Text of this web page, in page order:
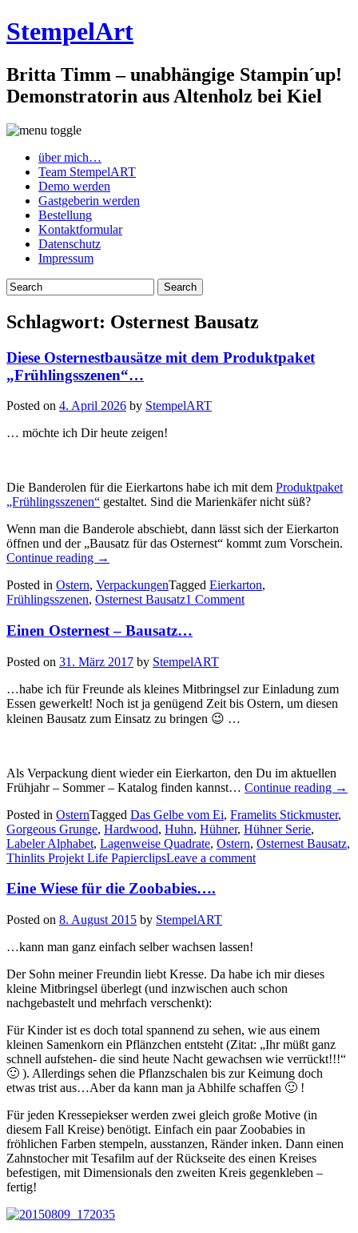
StempelArt
Britta Timm – unabhängige Stampin´up!
Demonstratorin aus Altenholz bei Kiel
über mich…
Team StempelART
Demo werden
Gastgeberin werden
Bestellung
Kontaktformular
Datenschutz
Impressum
Schlagwort: Osternest Bausatz
Diese Osternestbausätze mit dem Produktpaket
„Frühlingsszenen“…
Posted on 4. April 2026 by StempelART
… möchte ich Dir heute zeigen!
Die Banderolen für die Eierkartons habe ich mit dem Produktpaket
„Frühlingsszenen“ gestaltet. Sind die Marienkäfer nicht süß?
Wenn man die Banderole abschiebt, dann lässt sich der Eierkarton
öffnen und der „Bausatz für das Osternest“ kommt zum Vorschein.
Continue reading „Diese
mit
dem
„Frühlingsszenen“…“
→
Posted in Ostern, VerpackungenTagged Eierkarton,
Frühlingsszenen, Osternest Bausatz1 Comment
Einen Osternest – Bausatz…
Posted on 31. März 2017 by StempelART
…habe ich für Freunde als kleines Mitbringsel zur Einladung zum
Essen gewerkelt! Noch ist ja genügend Zeit bis Ostern, um diesen
kleinen Bausatz zum Einsatz zu bringen 😉 …
Als Verpackung dient wieder ein Eierkarton, den Du im aktuellen
Frühjahr – Sommer – Katalog finden kannst… Continue reading
–
→
Posted in OsternTagged Das Gelbe vom Ei, Framelits Stickmuster,
Gorgeous Grunge, Hardwood, Huhn, Hühner, Hühner Serie,
Labeler Alphabet, Lagenweise Quadrate, Ostern, Osternest Bausatz,
Thinlits Projekt Life PapierclipsLeave a comment
Eine Wiese für die Zoobabies….
Posted on 8. August 2015 by StempelART
…kann man ganz einfach selber wachsen lassen!
Der Sohn meiner Freundin liebt Kresse. Da habe ich mir dieses
kleine Mitbringsel überlegt (und inzwischen auch schon
nachgebastelt und mehrfach verschenkt):
Für Kinder ist es doch total spannend zu sehen, wie aus einem
kleinen Samenkorn ein Pflänzchen entsteht (Zitat: „Ihr müßt ganz
schnell aufstehen- die sind heute Nacht gewachsen wie verrückt!!!“
🙂 ). Allerdings sehen die Pflanzschalen bis zur Keimung doch
etwas trist aus…Aber da kann man ja Abhilfe schaffen 🙂 !
Für jeden Kressepiekser werden zwei gleich große Motive (in
diesem Fall Kreise) benötigt. Einfach ein paar Zoobabies in
fröhlichen Farben stempeln, ausstanzen, Ränder inken. Dann einen
Zahnstocher mit Tesafilm auf der Rückseite des einen Kreises
befestigen, mit Dimensionals den zweiten Kreis gegenkleben –
fertig!